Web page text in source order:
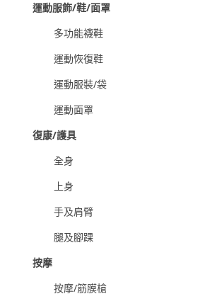
運動服飾/鞋/面罩
多功能襪鞋
運動恢復鞋
運動服裝/袋
運動面罩
復康/護具
全身
上身
手及肩臂
腿及腳踝
按摩
按摩/筋膜槍